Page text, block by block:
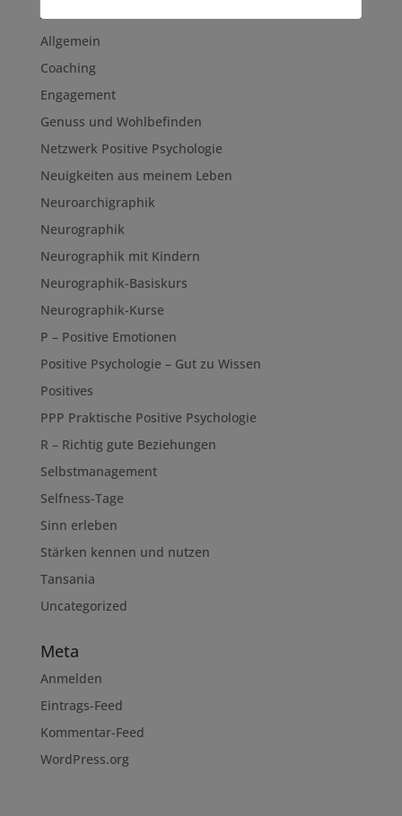
Achtsamkeit
Allgemein
Coaching
Engagement
Genuss und Wohlbefinden
Netzwerk Positive Psychologie
Neuigkeiten aus meinem Leben
Neuroarchigraphik
Neurographik
Neurographik mit Kindern
Neurographik-Basiskurs
Neurographik-Kurse
P – Positive Emotionen
Positive Psychologie – Gut zu Wissen
Positives
PPP Praktische Positive Psychologie
R – Richtig gute Beziehungen
Selbstmanagement
Selfness-Tage
Sinn erleben
Stärken kennen und nutzen
Tansania
Uncategorized
Meta
Anmelden
Eintrags-Feed
Kommentar-Feed
WordPress.org